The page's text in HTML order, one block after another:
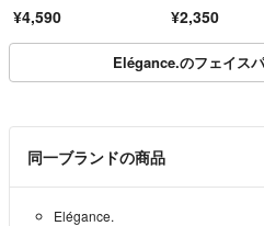
¥4,590 ¥2,350
Elégance.のフェイス
同一ブランドの商品
Elégance.